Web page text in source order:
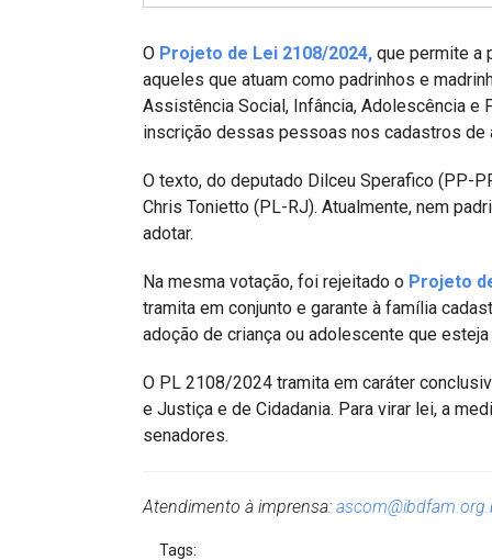
Alienação Parental
Encontre um Escritório
IBDFAM Educacional
O Projeto de Lei 2108/2024, que permite a
aqueles que atuam como padrinhos e
Assistência Social, Infância, Adolescência e
inscrição dessas pessoas nos cadastros de
O texto, do deputado Dilceu Sperafico (PP-
Chris Tonietto (PL-RJ). Atualmente, nem
adotar.
Na mesma votação, foi rejeitado o Projeto
tramita em conjunto e garante à família
adoção de criança ou adolescente que
O PL 2108/2024 tramita em caráter
e Justiça e de Cidadania. Para virar lei, a
senadores.
Atendimento à imprensa:
Tags: